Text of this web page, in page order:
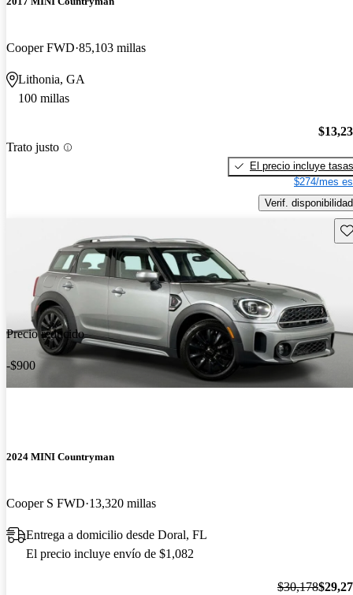
Cooper FWD 85,103 millas
Lithonia, GA
100 millas
Trato justo
El precio incluye tasas
$274/mes
Verif. disponibilidad
Precio reducido
-$900
2024 MINI Countryman
Cooper S FWD 13,320 millas
Entrega a domicilio desde Doral, FL
El precio incluye envío de $1,082
$30,178